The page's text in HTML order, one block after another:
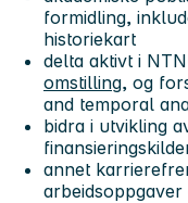
formidling,
historiekart
delta aktivt i
omstilling, og
and temporal
bidra i utvikling
annet